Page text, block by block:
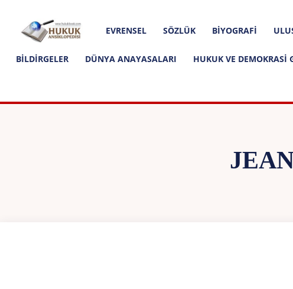
Hukuk
Ansiklopedisi
EVRENSEL SÖZLÜK BIYOGRAFI
BILDIRGELER DÜNYA ANAYASALARI HUKUK VE DEMOKRASI